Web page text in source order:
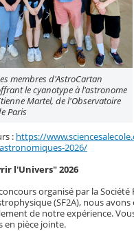
membres d'AstroCartan
le cyanotype à l'astronome
Martel, de l'Observatoire
Paris
: https://
2026/
l'Univers" 2026
organisé par la Société
(SF2A), nous
de notre expérience.
en pièce jointe.